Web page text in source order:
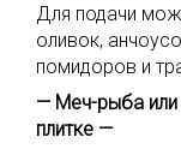
Для подачи
оливок,
помидоров и
— Меч-рыба или
плитке —